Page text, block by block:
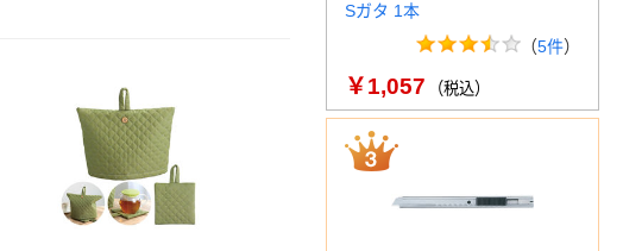
Sガタ 1本
（5件）
￥1,057 （税込）